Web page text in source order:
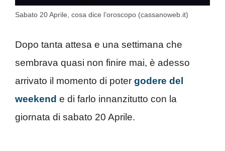
Sabato 20 Aprile, cosa dice l’oroscopo (cassanoweb.it)
Dopo tanta attesa e una settimana che
sembrava quasi non finire mai, è adesso
arrivato il momento di poter godere del
weekend e di farlo innanzitutto con la
giornata di sabato 20 Aprile.